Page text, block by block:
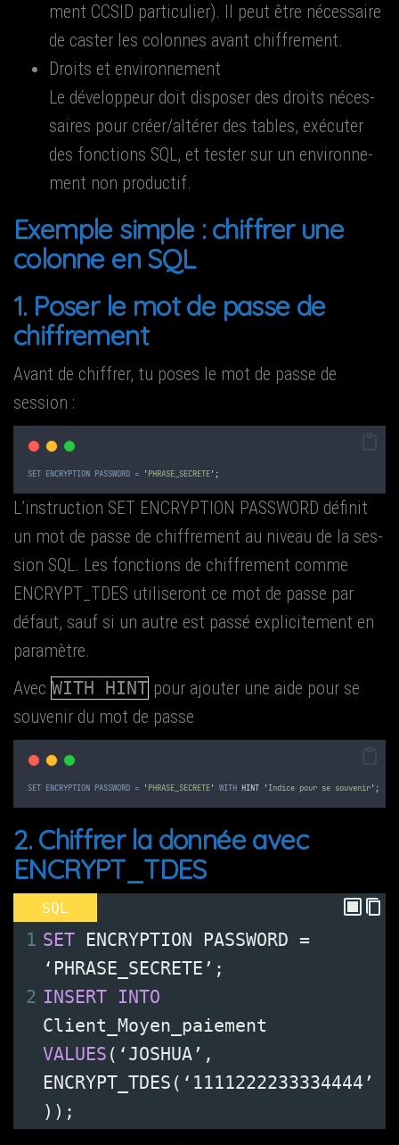
ment CCSID par­ti­cu­lier). Il peut être néces­saire
de cas­ter les colonnes avant chiffrement.
Droits et envi­ron­ne­ment
Le déve­lop­peur doit dis­po­ser des droits néces­
saires pour créer/altérer des tables, exé­cu­ter
des fonc­tions SQL, et tes­ter sur un envi­ron­ne­
ment non productif.
Exemple simple : chif­frer une
colonne en SQL
1. Poser le mot de passe de
chiffrement
Avant de chif­frer, tu poses le mot de passe de
session :
SET ENCRYPTION PASSWORD = 'PHRASE_SECRETE' ;
L’instruction SET ENCRYPTION PASSWORD défi­nit
un mot de passe de chif­fre­ment au niveau de la ses­
sion SQL. Les fonc­tions de chif­fre­ment comme
ENCRYPT_TDES uti­li­se­ront ce mot de passe par
défaut, sauf si un autre est pas­sé expli­ci­te­ment en
paramètre.
Avec WITH HINT pour ajou­ter une aide pour se
sou­ve­nir du mot de passe
SET ENCRYPTION PASSWORD = 'PHRASE_SECRETE' WITH HINT ' Indice pour se souvenir' ;
2. Chif­frer la don­née avec
ENCRYPT_TDES
SQL
1 SET ENCRYPTION PASSWORD =
‘PHRASE_SECRETE’ ;
2 INSERT INTO
VALUES ( ‘JOSHUA’ ,
ENCRYPT_TDES ( ‘1111222233334444’
)) ;